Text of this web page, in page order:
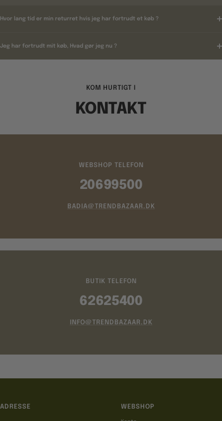
Hvor lang tid er min returret hvis jeg har fortrudt et køb ?
Jeg har fortrudt mit køb, Hvad gør jeg nu ?
KOM HURTIGT I
KONTAKT
WEBSHOP TELEFON
20699500
BADIA@TRENDBAZAAR.DK
BUTIK TELEFON
62625400
INFO@TRENDBAZAAR.DK
ADRESSE WEBSHOP